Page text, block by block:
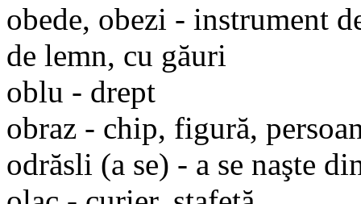
obede, obezi - instrument
de lemn, cu găuri
oblu - drept
obraz - chip, figură,
odrăsli (a se) - a se naşte